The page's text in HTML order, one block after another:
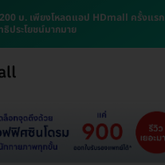
บ. เพียงโหลดแอป HDmall ครั้งแรก
ประโยชน์มากมาย